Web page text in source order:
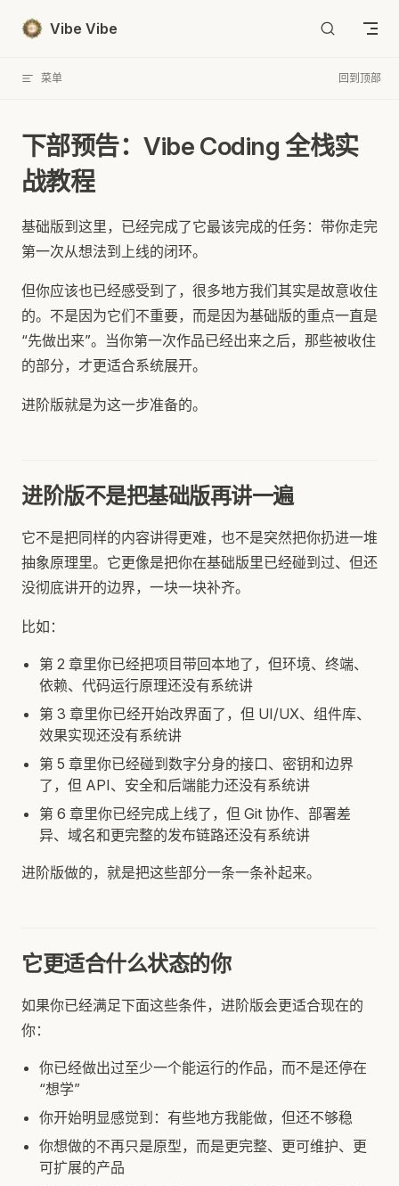
Skip to content
Vibe Vibe
菜单 回到顶部
下部预告：Vibe Coding 全栈实
战教程
基础版到这里，已经完成了它最该完成的任务：带你走完
第一次从想法到上线的闭环。
但你应该也已经感受到了，很多地方我们其实是故意收住
的。不是因为它们不重要，而是因为基础版的重点一直是
“先做出来”。当你第一次作品已经出来之后，那些被收住
的部分，才更适合系统展开。
进阶版就是为这一步准备的。
进阶版不是把基础版再讲一遍
它不是把同样的内容讲得更难，也不是突然把你扔进一堆
抽象原理里。它更像是把你在基础版里已经碰到过、但还
没彻底讲开的边界，一块一块补齐。
比如：
第 2 章里你已经把项目带回本地了，但环境、终端、
依赖、代码运行原理还没有系统讲
第 3 章里你已经开始改界面了，但 UI/UX、组件库、
效果实现还没有系统讲
第 5 章里你已经碰到数字分身的接口、密钥和边界
了，但 API、安全和后端能力还没有系统讲
第 6 章里你已经完成上线了，但 Git 协作、部署差
异、域名和更完整的发布链路还没有系统讲
进阶版做的，就是把这些部分一条一条补起来。
它更适合什么状态的你
如果你已经满足下面这些条件，进阶版会更适合现在的
你：
你已经做出过至少一个能运行的作品，而不是还停在
“想学”
你开始明显感觉到：有些地方我能做，但还不够稳
你想做的不再只是原型，而是更完整、更可维护、更
可扩展的产品